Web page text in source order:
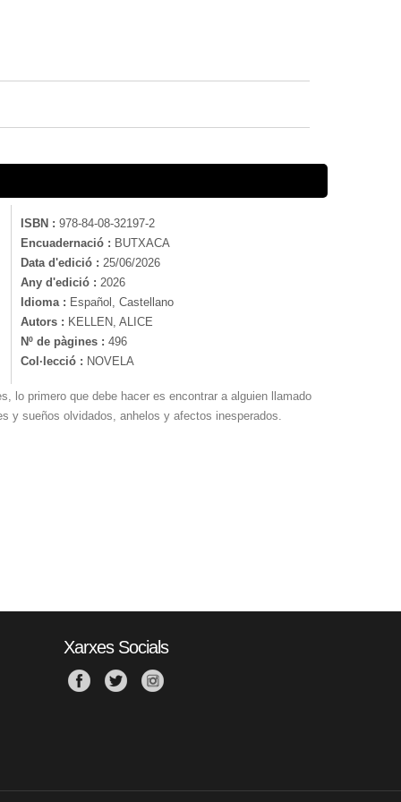
ISBN : 978-84-08-32197-2
Encuadernació : BUTXACA
Data d'edició : 25/06/2026
Any d'edició : 2026
Idioma : Español, Castellano
Autors : KELLEN, ALICE
Nº de pàgines : 496
Col·lecció : NOVELA
lo primero que debe hacer es encontrar a alguien llamado
y sueños olvidados, anhelos y afectos inesperados.
Xarxes Socials